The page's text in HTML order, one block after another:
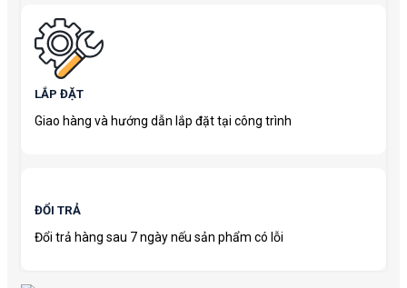
LẮP ĐẶT
Giao hàng và hướng dẫn lắp đặt tại công trình
ĐỔI TRẢ
Đổi trả hàng sau 7 ngày nếu sản phẩm có lỗi